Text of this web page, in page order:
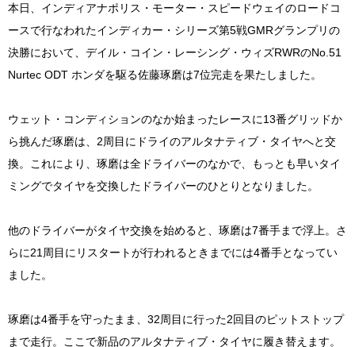
本日、インディアナポリス・モーター・スピードウェイのロードコ
ースで行なわれたインディカー・シリーズ第5戦GMRグランプリの
決勝において、デイル・コイン・レーシング・ウィズRWRのNo.51
Nurtec ODT ホンダを駆る佐藤琢磨は7位完走を果たしました。
ウェット・コンディションのなか始まったレースに13番グリッドか
ら挑んだ琢磨は、2周目にドライのアルタナティブ・タイヤへと交
換。これにより、琢磨は全ドライバーのなかで、もっとも早いタイ
ミングでタイヤを交換したドライバーのひとりとなりました。
他のドライバーがタイヤ交換を始めると、琢磨は7番手まで浮上。さ
らに21周目にリスタートが行われるときまでには4番手となってい
ました。
琢磨は4番手を守ったまま、32周目に行った2回目のピットストップ
まで走行。ここで新品のアルタナティブ・タイヤに履き替えます。